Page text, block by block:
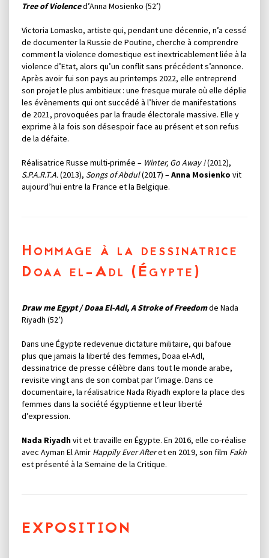
Tree of Violenced’Anna Mosienko (52’)
Victoria Lomasko, artiste qui, pendant une décennie, n’a cessé
de documenter la Russie de Poutine, cherche à comprendre
comment la violence domestique est inextricablement liée à la
violence d’Etat, alors qu’un conflit sans précédent s’annonce.
Après avoir fui son pays au printemps 2022, elle entreprend
son projet le plus ambitieux : une fresque murale où elle déplie
les évènements qui ont succédé à l’hiver de manifestations
de 2021, provoquées par la fraude électorale massive. Elle y
exprime à la fois son désespoir face au présent et son refus
de la défaite.
Réalisatrice Russe multi-primée – Winter, Go Away !(2012),
S.P.A.R.T.A.(2013), Songs of Abdul(2017) –Anna Mosienko vit
aujourd’hui entre la France et la Belgique.
Hommage à la dessinatrice
Doaa el-Adl (Égypte)
Draw me Egypt / Doaa El-Adl, A Stroke of Freedomde Nada
Riyadh (52’)
Dans une Égypte redevenue dictature militaire, qui bafoue
plus que jamais la liberté des femmes, Doaa el-Adl,
dessinatrice de presse célèbre dans tout le monde arabe,
revisite vingt ans de son combat par l’image. Dans ce
documentaire, la réalisatrice Nada Riyadh explore la place des
femmes dans la société égyptienne et leur liberté
d’expression.
Nada Riyadhvit et travaille en Égypte. En 2016, elle co-réalise
avec Ayman El Amir Happily Ever Afteret en 2019, son film Fakh
est présenté à la Semaine de la Critique.
EXPOSITION